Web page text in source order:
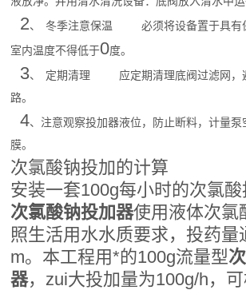
2、 冬季注意保温 必须将设备置于具有
室内温度不得低于0度。
3、 定期清理
应定期清理底阀过滤网
路。
4、注意观察投加器液位，防止断料，计量泵
膜。
次氯酸钠投加的计算
安装一套100g每小时的次氯酸
次氯酸钠投加器使用液体次氯
照生活用水水质要求，投药量
m。本工程用*的100g流量型
器，zui大投加量为100g/h，